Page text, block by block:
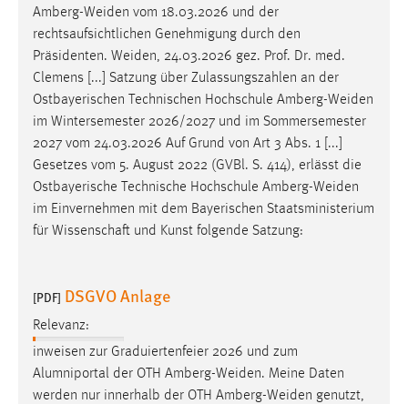
Amberg-Weiden vom 18.03.2026 und der
rechtsaufsichtlichen Genehmigung durch den
Präsidenten. Weiden, 24.03.2026 gez. Prof. Dr. med.
Clemens [...] Satzung über Zulassungszahlen an der
Ostbayerischen Technischen Hochschule Amberg-Weiden
im Wintersemester 2026/2027 und im Sommersemester
2027 vom 24.03.2026 Auf Grund von Art 3 Abs. 1 [...]
Gesetzes vom 5. August 2022 (GVBl. S. 414), erlässt die
Ostbayerische Technische Hochschule Amberg-Weiden
im Einvernehmen mit dem Bayerischen Staatsministerium
für Wissenschaft und Kunst folgende Satzung:
[PDF] DSGVO Anlage
Relevanz:
inweisen zur Graduiertenfeier 2026 und zum
Alumniportal der OTH Amberg-Weiden. Meine Daten
werden nur innerhalb der OTH Amberg-Weiden genutzt,